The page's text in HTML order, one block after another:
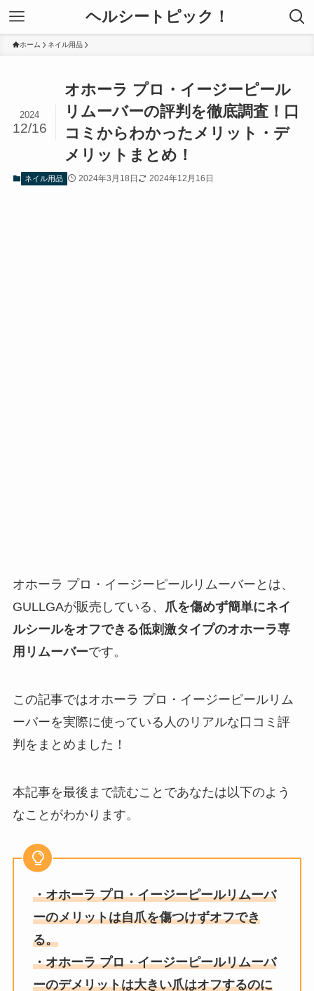
ヘルシートピック！
ホーム ネイル用品
オホーラ プロ・イージーピール
リムーバーの評判を徹底調査！口
コミからわかったメリット・デ
メリットまとめ！
2024
12/16
ネイル用品 2024年3月18日 2024年12月16日
オホーラ プロ・イージーピールリムーバーとは、
GULLGAが販売している、 爪を傷めず簡単にネイ
ルシールをオフできる低刺激タイプのオホーラ専
用リムーバーです。
この記事ではオホーラ プロ・イージーピールリム
ーバーを実際に使っている人のリアルな口コミ評
判をまとめました！
本記事を最後まで読むことであなたは以下のよう
なことがわかります。
・オホーラ プロ・イージーピールリムーバ
ーのメリットは自爪を傷つけずオフでき
る。
・オホーラ プロ・イージーピールリムーバ
ーのデメリットは大きい爪はオフするのに